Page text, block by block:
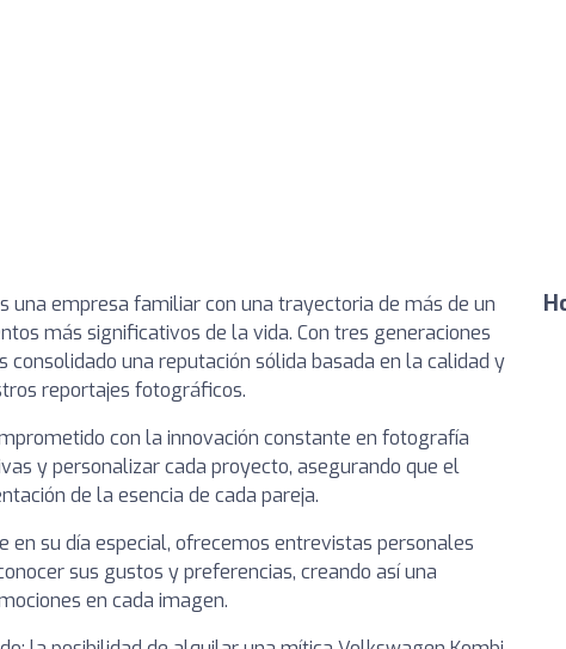
una empresa familiar con una trayectoria de más de un
más significativos de la vida. Con tres generaciones
consolidado una reputación sólida basada en la calidad y
reportajes fotográficos.
con la innovación constante en fotografía
y personalizar cada proyecto, asegurando que el
de la esencia de cada pareja.
su día especial, ofrecemos entrevistas personales
sus gustos y preferencias, creando así una
en cada imagen.